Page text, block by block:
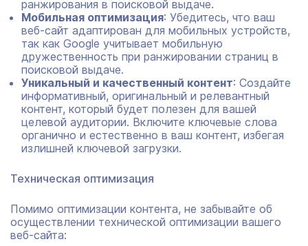
ранжирования в поисковой выдаче.
Мобильная оптимизация: Убедитесь, что ваш
веб-сайт адаптирован для мобильных устройств,
так как Google учитывает мобильную
дружественность при ранжировании страниц в
поисковой выдаче.
Уникальный и качественный контент: Создайте
информативный, оригинальный и релевантный
контент, который будет полезен для вашей
целевой аудитории. Включите ключевые слова
органично и естественно в ваш контент, избегая
излишней ключевой загрузки.
Техническая оптимизация
Помимо оптимизации контента, не забывайте об
осуществлении технической оптимизации вашего
веб-сайта: